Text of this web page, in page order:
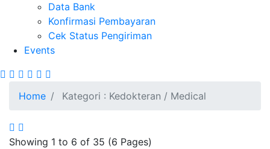
Data Bank
Konfirmasi Pembayaran
Cek Status Pengiriman
Events
Site Breadcrumb
Home Kategori : Kedokteran / Medical
Showing 1 to 6 of 35 (6 Pages)